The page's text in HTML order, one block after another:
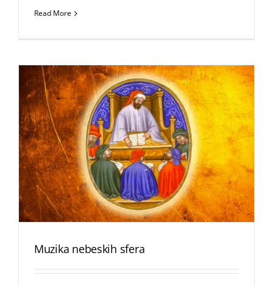
Read More
Muzika nebeskih sfera